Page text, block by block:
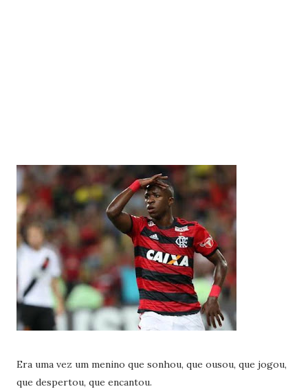
Era uma vez um menino que sonhou, que ousou, que jogou,
que despertou, que encantou.